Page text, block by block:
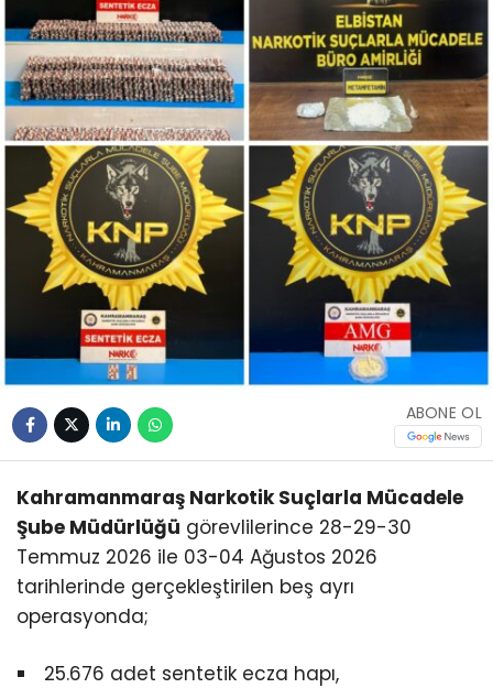
ABONE OL
Kahramanmaraş Narkotik Suçlarla Mücadele
Şube Müdürlüğü görevlilerince 28-29-30
Temmuz 2026 ile 03-04 Ağustos 2026
tarihlerinde gerçekleştirilen beş ayrı
operasyonda;
25.676 adet sentetik ecza hapı,